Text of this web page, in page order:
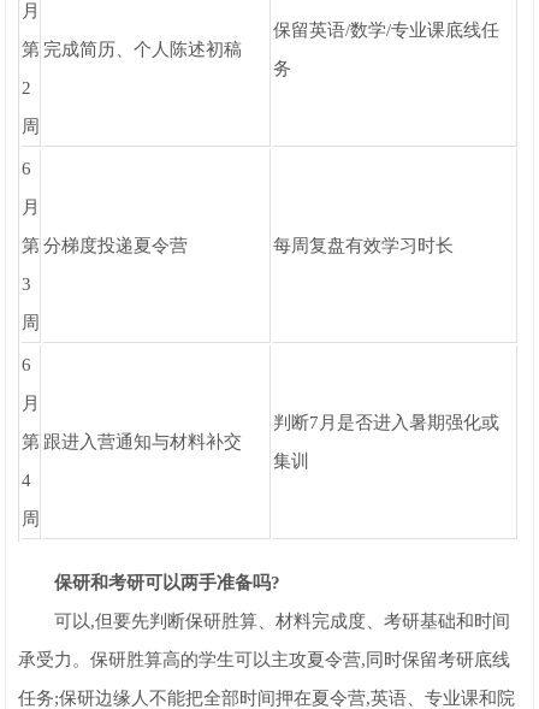
月
第
2
周
完成简历、个人陈述初稿
保留英语/数学/专业课底线任
务
6
月
第
3
周
分梯度投递夏令营 每周复盘有效学习时长
6
月
第
4
周
跟进入营通知与材料补交
判断7月是否进入暑期强化或
集训
保研和考研可以两手准备吗?
可以,但要先判断保研胜算、材料完成度、考研基础和时间
承受力。保研胜算高的学生可以主攻夏令营,同时保留考研底线
任务;保研边缘人不能把全部时间押在夏令营,英语、专业课和院